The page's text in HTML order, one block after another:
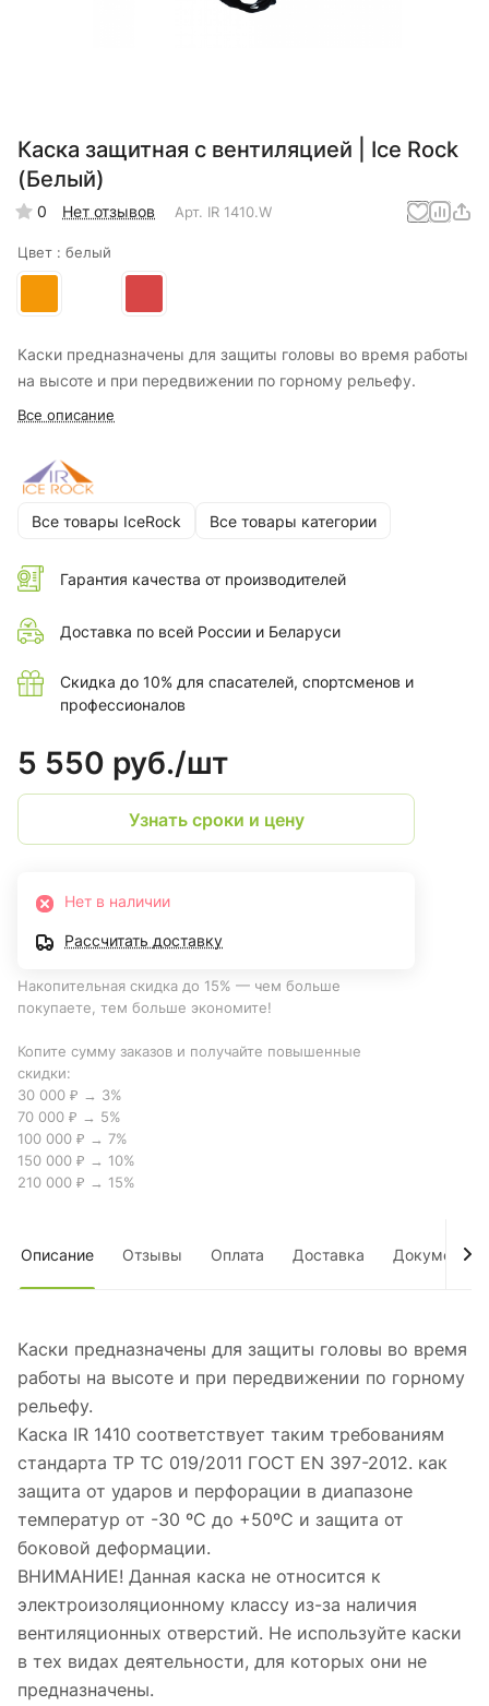
Каска защитная с вентиляцией | Ice Rock
(Белый)
0 Нет отзывов Арт. IR 1410.W
Цвет : белый
Каски предназначены для защиты головы во время работы
на высоте и при передвижении по горному рельефу.
Все описание
Все товары IceRock Все товары категории
Гарантия качества от производителей
Доставка по всей России и Беларуси
Скидка до 10% для спасателей, спортсменов и
профессионалов
5 550 руб./шт
Узнать сроки и цену
Нет в наличии
Рассчитать доставку
Накопительная скидка до 15% — чем больше
покупаете, тем больше экономите!
Копите сумму заказов и получайте повышенные
скидки:
30 000 ₽ → 3%
70 000 ₽ → 5%
100 000 ₽ → 7%
150 000 ₽ → 10%
210 000 ₽ → 15%
Описание Отзывы Оплата Доставка Документы
Каски предназначены для защиты головы во время
работы на высоте и при передвижении по горному
рельефу.
Каска IR 1410 соответствует таким требованиям
стандарта ТР ТС 019/2011 ГОСТ EN 397-2012. как
защита от ударов и перфорации в диапазоне
температур от -30 ºС до +50ºС и защита от
боковой деформации.
ВНИМАНИЕ! Данная каска не относится к
электроизоляционному классу из-за наличия
вентиляционных отверстий. Не используйте каски
в тех видах деятельности, для которых они не
предназначены.